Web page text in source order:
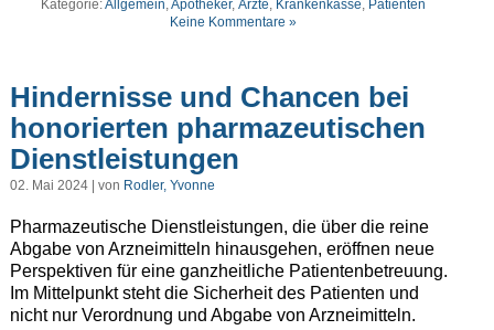
Kategorie:Allgemein,Apotheker,Ärzte, Krankenkasse, Patienten
Keine Kommentare »
Hindernisse und Chancen bei
honorierten pharmazeutischen
Dienstleistungen
02. Mai 2024 | von Rodler, Yvonne
Pharmazeutische Dienstleistungen, die über die reine
Abgabe von Arzneimitteln hinausgehen, eröffnen neue
Perspektiven für eine ganzheitliche Patientenbetreuung.
Im Mittelpunkt steht die Sicherheit des Patienten und
nicht nur Verordnung und Abgabe von Arzneimitteln.